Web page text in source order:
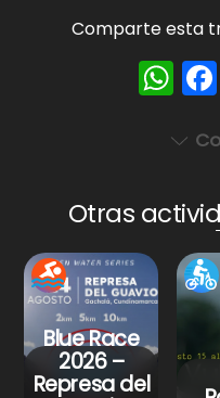
Comparte esta
W
h
a
A
p
p
Otras
Blue Race
2026 –
Represa del